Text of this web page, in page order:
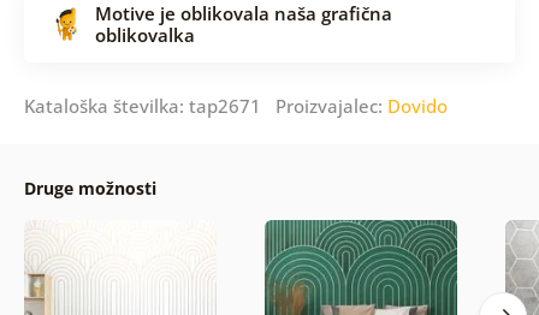
Motive je oblikovala naša grafična
oblikovalka
Kataloška številka: tap2671 Proizvajalec: Dovido
Druge možnosti